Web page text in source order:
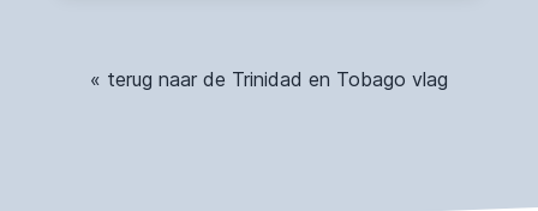
« terug naar de Trinidad en Tobago vlag